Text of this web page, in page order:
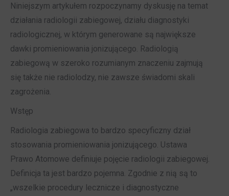
Niniejszym artykułem rozpoczynamy dyskusję na temat
działania radiologii zabiegowej, działu diagnostyki
radiologicznej, w którym generowane są największe
dawki promieniowania jonizującego. Radiologią
zabiegową w szeroko rozumianym znaczeniu zajmują
się także nie radiolodzy, nie zawsze świadomi skali
zagrożenia.
Wstęp
Radiologia zabiegowa to bardzo specyficzny dział
stosowania promieniowania jonizującego. Ustawa
Prawo Atomowe definiuje pojęcie radiologii zabiegowej.
Definicja ta jest bardzo pojemna. Zgodnie z nią są to
„wszelkie procedury lecznicze i diagnostyczne